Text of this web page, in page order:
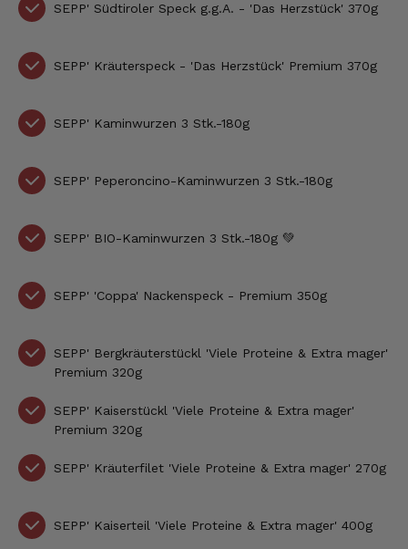
SEPP'Südtiroler Speck g.g.A. - 'Das Herzstück' 370g
SEPP' Kräuterspeck - 'Das Herzstück' Premium 370g
SEPP' Kaminwurzen 3 Stk.-180g
SEPP' Peperoncino-Kaminwurzen 3 Stk.-180g
SEPP' BIO-Kaminwurzen 3 Stk.-180g 💚
SEPP' 'Coppa' Nackenspeck - Premium 350g
SEPP' Bergkräuterstückl 'Viele Proteine & Extra mager'
Premium 320g
SEPP' Kaiserstückl 'Viele Proteine & Extra mager'
Premium 320g
SEPP' Kräuterfilet 'Viele Proteine & Extra mager' 270g
SEPP' Kaiserteil 'Viele Proteine & Extra mager' 400g